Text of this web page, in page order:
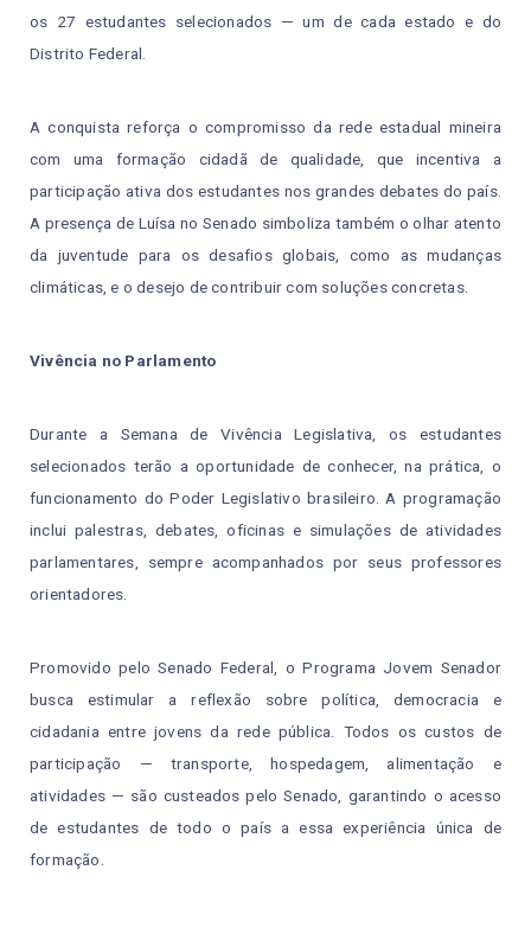
os 27 estudantes selecionados — um de cada estado e do
Distrito Federal.
A conquista reforça o compromisso da rede estadual mineira
com uma formação cidadã de qualidade, que incentiva a
participação ativa dos estudantes nos grandes debates do país.
A presença de Luísa no Senado simboliza também o olhar atento
da juventude para os desafios globais, como as mudanças
climáticas, e o desejo de contribuir com soluções concretas.
Vivência no Parlamento
Durante a Semana de Vivência Legislativa, os estudantes
selecionados terão a oportunidade de conhecer, na prática, o
funcionamento do Poder Legislativo brasileiro. A programação
inclui palestras, debates, oficinas e simulações de atividades
parlamentares, sempre acompanhados por seus professores
orientadores.
Promovido pelo Senado Federal, o Programa Jovem Senador
busca estimular a reflexão sobre política, democracia e
cidadania entre jovens da rede pública. Todos os custos de
participação — transporte, hospedagem, alimentação e
atividades — são custeados pelo Senado, garantindo o acesso
de estudantes de todo o país a essa experiência única de
formação.